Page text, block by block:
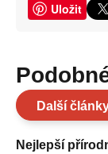
Uložit
Další
Nejlepší